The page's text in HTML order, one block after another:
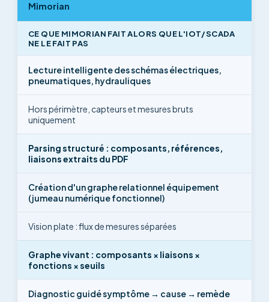
Mimorian
CE QUE MIMORIAN FAIT ALORS QUE L'IOT/SCADA
NE LE FAIT PAS
Lecture intelligente des schémas électriques,
pneumatiques, hydrauliques
Hors périmètre, capteurs et mesures bruts
uniquement
Parsing structuré : composants, références,
liaisons extraits du PDF
Création d'un graphe relationnel équipement
(jumeau numérique fonctionnel)
Vision plate : flux de mesures séparées
Graphe vivant : composants × liaisons ×
fonctions × seuils
Diagnostic guidé symptôme → cause → remède